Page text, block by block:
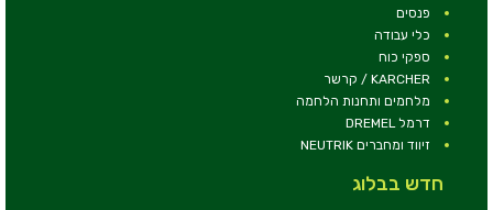
פנסים
כלי עבודה
ספקי כוח
KARCHER / קרשר
מלחמים ותחנות הלחמה
דרמל DREMEL
זיווד ומחברים NEUTRIK
חדש בבלוג